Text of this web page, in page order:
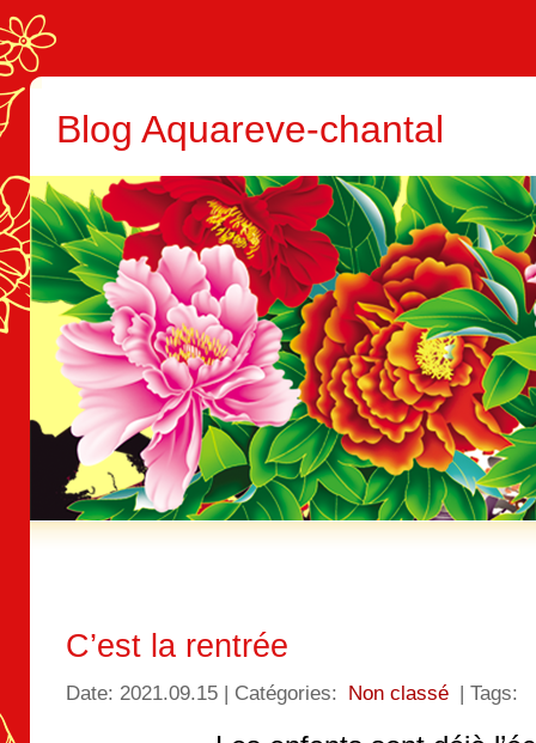
Blog Aquareve-chantal
C’est la rentrée
Date: 2021.09.15 | Catégories: Non classé | Tags: